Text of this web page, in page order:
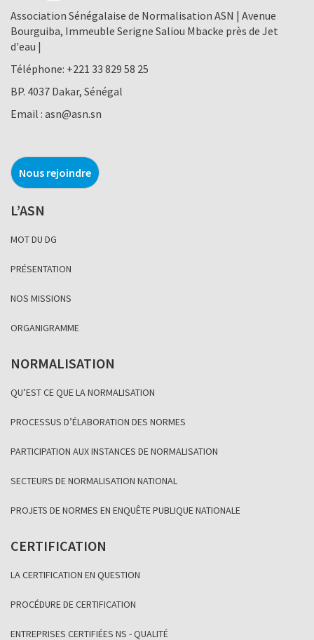
Association Sénégalaise de Normalisation ASN | Avenue
Bourguiba, Immeuble Serigne Saliou Mbacke près de Jet
d'eau |
Téléphone: +221 33 829 58 25
BP. 4037 Dakar, Sénégal
Email : asn@asn.sn
Nous rejoindre
L’ASN
MOT DU DG
PRÉSENTATION
NOS MISSIONS
ORGANIGRAMME
NORMALISATION
QU’EST CE QUE LA NORMALISATION
PROCESSUS D’ÉLABORATION DES NORMES
PARTICIPATION AUX INSTANCES DE NORMALISATION
SECTEURS DE NORMALISATION NATIONAL
PROJETS DE NORMES EN ENQUÊTE PUBLIQUE NATIONALE
CERTIFICATION
LA CERTIFICATION EN QUESTION
PROCÉDURE DE CERTIFICATION
ENTREPRISES CERTIFIÉES NS - QUALITÉ